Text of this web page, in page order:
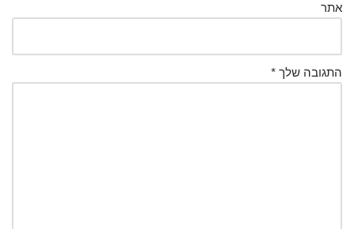
אתר
התגובה שלך *